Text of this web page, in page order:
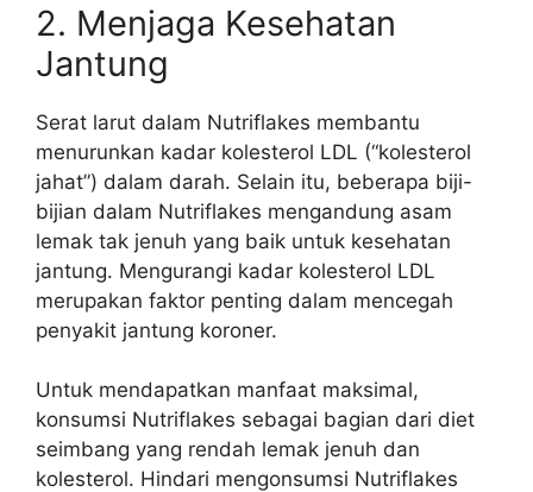
2. Menjaga Kesehatan
Jantung
Serat larut dalam Nutriflakes membantu
menurunkan kadar kolesterol LDL (“kolesterol
jahat”) dalam darah. Selain itu, beberapa biji-
bijian dalam Nutriflakes mengandung asam
lemak tak jenuh yang baik untuk kesehatan
jantung. Mengurangi kadar kolesterol LDL
merupakan faktor penting dalam mencegah
penyakit jantung koroner.
Untuk mendapatkan manfaat maksimal,
konsumsi Nutriflakes sebagai bagian dari diet
seimbang yang rendah lemak jenuh dan
kolesterol. Hindari mengonsumsi Nutriflakes